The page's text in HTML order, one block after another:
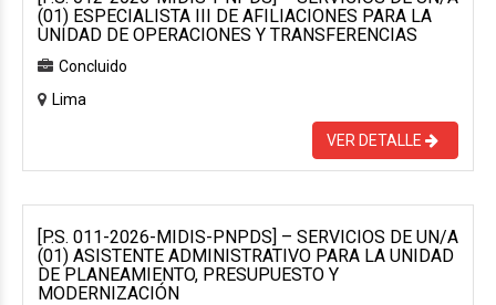
(01) ESPECIALISTA III DE AFILIACIONES PARA LA
UNIDAD DE OPERACIONES Y TRANSFERENCIAS
Concluido
Lima
VER DETALLE
[P.S. 011-2026-MIDIS-PNPDS] – SERVICIOS DE UN/A
(01) ASISTENTE ADMINISTRATIVO PARA LA UNIDAD
DE PLANEAMIENTO, PRESUPUESTO Y
MODERNIZACIÓN